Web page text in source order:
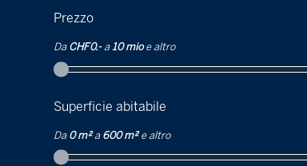
Prezzo
Da CHF 0.- a 10 mio e altro
Superficie abitabile
Da 0 m² a 600 m² e altro